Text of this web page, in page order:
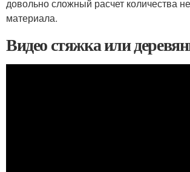
довольно сложный расчет количества
материала.
Видео стяжка или